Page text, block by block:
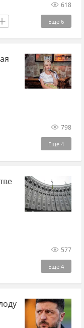
618
Еще 6
798
Еще 4
577
Еще 4